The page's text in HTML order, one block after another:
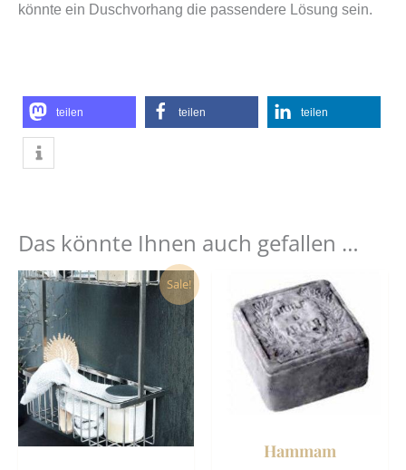
könnte ein Duschvorhang die passendere Lösung sein.
teilen teilen teilen
Das könnte Ihnen auch gefallen …
Sale!
Ursprünglicher
67,00 €
Aktueller
Preis
ist:
59,00 €.
Dieses
Produkt
weist
mehrere
Varianten
auf.
Die
Optionen
Hammam